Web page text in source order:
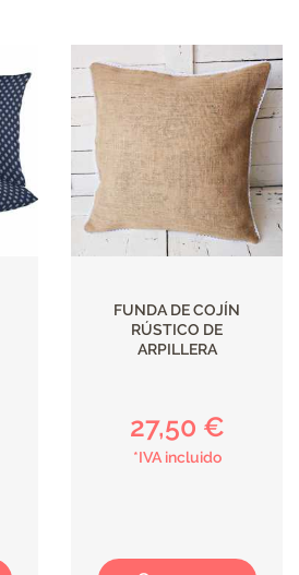
FUNDA DE COJÍN
RÚSTICO DE
ARPILLERA
27,50 €
*IVA incluido